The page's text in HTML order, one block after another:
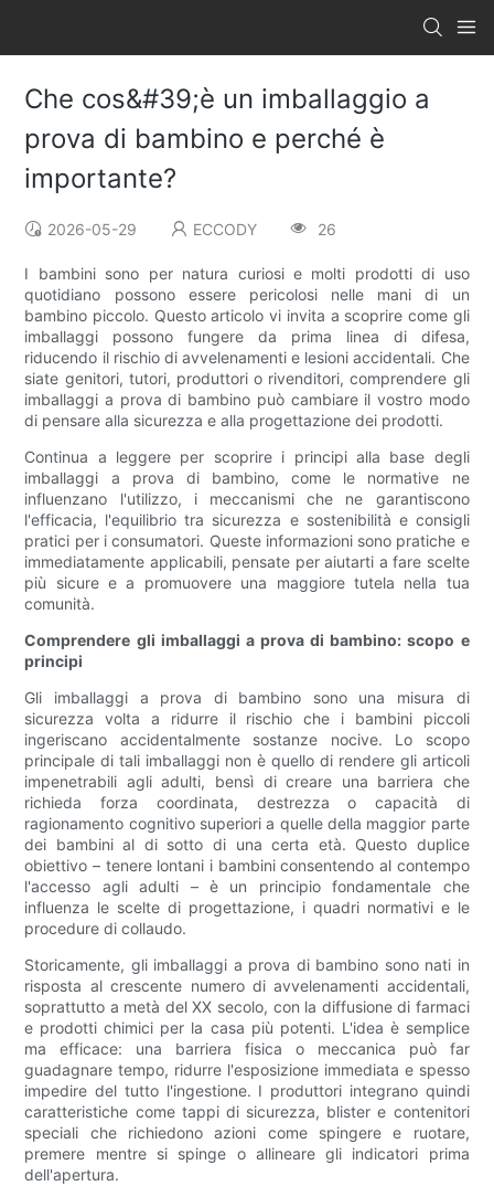
Che cos&#39;è un imballaggio a
prova di bambino e perché è
importante?
2026-05-29 ECCODY 26
I bambini sono per natura curiosi e molti prodotti di uso
quotidiano possono essere pericolosi nelle mani di un
bambino piccolo. Questo articolo vi invita a scoprire come gli
imballaggi possono fungere da prima linea di difesa,
riducendo il rischio di avvelenamenti e lesioni accidentali. Che
siate genitori, tutori, produttori o rivenditori, comprendere gli
imballaggi a prova di bambino può cambiare il vostro modo
di pensare alla sicurezza e alla progettazione dei prodotti.
Continua a leggere per scoprire i principi alla base degli
imballaggi a prova di bambino, come le normative ne
influenzano l'utilizzo, i meccanismi che ne garantiscono
l'efficacia, l'equilibrio tra sicurezza e sostenibilità e consigli
pratici per i consumatori. Queste informazioni sono pratiche e
immediatamente applicabili, pensate per aiutarti a fare scelte
più sicure e a promuovere una maggiore tutela nella tua
comunità.
Comprendere gli imballaggi a prova di bambino: scopo e
principi
Gli imballaggi a prova di bambino sono una misura di
sicurezza volta a ridurre il rischio che i bambini piccoli
ingeriscano accidentalmente sostanze nocive. Lo scopo
principale di tali imballaggi non è quello di rendere gli articoli
impenetrabili agli adulti, bensì di creare una barriera che
richieda forza coordinata, destrezza o capacità di
ragionamento cognitivo superiori a quelle della maggior parte
dei bambini al di sotto di una certa età. Questo duplice
obiettivo – tenere lontani i bambini consentendo al contempo
l'accesso agli adulti – è un principio fondamentale che
influenza le scelte di progettazione, i quadri normativi e le
procedure di collaudo.
Storicamente, gli imballaggi a prova di bambino sono nati in
risposta al crescente numero di avvelenamenti accidentali,
soprattutto a metà del XX secolo, con la diffusione di farmaci
e prodotti chimici per la casa più potenti. L'idea è semplice
ma efficace: una barriera fisica o meccanica può far
guadagnare tempo, ridurre l'esposizione immediata e spesso
impedire del tutto l'ingestione. I produttori integrano quindi
caratteristiche come tappi di sicurezza, blister e contenitori
speciali che richiedono azioni come spingere e ruotare,
premere mentre si spinge o allineare gli indicatori prima
dell'apertura.